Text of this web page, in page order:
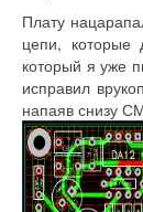
Плату
цепи,
который я уже
исправил
напаяв снизу